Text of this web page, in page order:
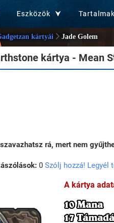
Eszközök Tartalmak
kártyái Jade Golem
kártya - Mean
rá, mert nem
0 Szólj hozzá! Legyél
A kártya
10 Mana
17